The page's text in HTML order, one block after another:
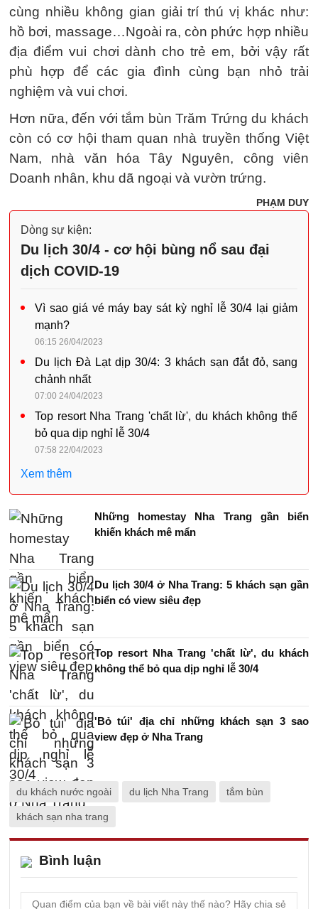
cùng nhiều không gian giải trí thú vị khác như:
hồ bơi, massage…Ngoài ra, còn phức hợp nhiều
địa điểm vui chơi dành cho trẻ em, bởi vậy rất
phù hợp để các gia đình cùng bạn nhỏ trải
nghiệm và vui chơi.
Hơn nữa, đến với tắm bùn Trăm Trứng du khách
còn có cơ hội tham quan nhà truyền thống Việt
Nam, nhà văn hóa Tây Nguyên, công viên
Doanh nhân, khu dã ngoại và vườn trứng.
PHẠM DUY
Dòng sự kiện:
Du lịch 30/4 - cơ hội bùng nổ sau đại
dịch COVID-19
Vì sao giá vé máy bay sát kỳ nghỉ lễ 30/4 lại giảm
mạnh?
06:15 26/04/2023
Du lịch Đà Lạt dịp 30/4: 3 khách sạn đắt đỏ, sang
chảnh nhất
07:00 24/04/2023
Top resort Nha Trang 'chất lừ', du khách không thể
bỏ qua dịp nghỉ lễ 30/4
07:58 22/04/2023
Xem thêm
Những homestay Nha Trang gần biển
khiến khách mê mẩn
Du lịch 30/4 ở Nha Trang: 5 khách sạn gần
biển có view siêu đẹp
Top resort Nha Trang 'chất lừ', du khách
không thể bỏ qua dịp nghỉ lễ 30/4
'Bỏ túi' địa chỉ những khách sạn 3 sao
view đẹp ở Nha Trang
du khách nước ngoài du lịch Nha Trang tắm bùn
khách sạn nha trang
Bình luận